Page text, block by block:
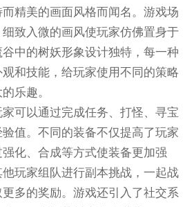
精美的画面风格而闻名。游戏场
致入微的画风使玩家仿佛置身于
中的树妖形象设计独特，每一种
和技能，给玩家使用不同的策略
乐趣。
可以通过完成任务、打怪、寻宝
值。不同的装备不仅提高了玩家
化、合成等方式使装备更加强
玩家组队进行副本挑战，一起战
多的奖励。游戏还引入了社交系